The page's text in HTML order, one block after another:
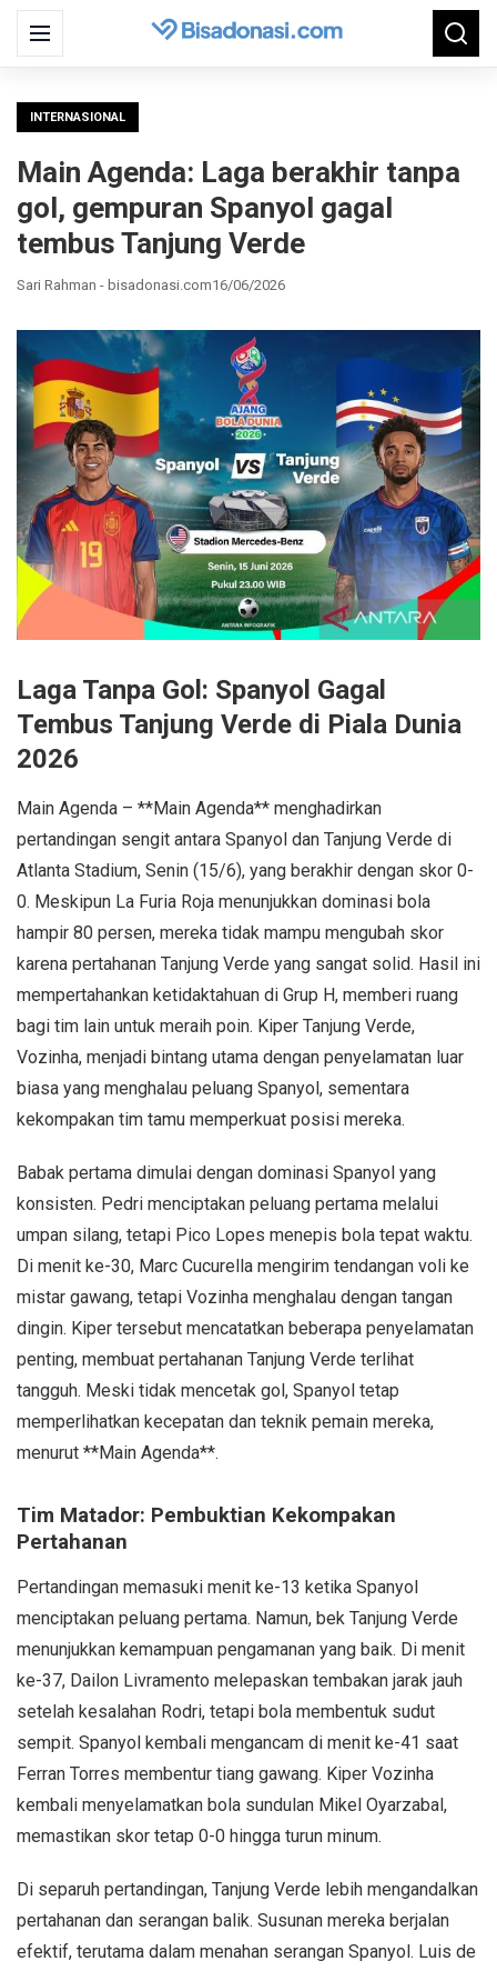
Menu
Search
for:
INTERNASIONAL
Main Agenda: Laga berakhir tanpa
gol, gempuran Spanyol gagal
tembus Tanjung Verde
Sari Rahman - bisadonasi.com16/06/2026
Laga Tanpa Gol: Spanyol Gagal
Tembus Tanjung Verde di Piala Dunia
2026
Main Agenda – **Main Agenda** menghadirkan
pertandingan sengit antara Spanyol dan Tanjung Verde di
Atlanta Stadium, Senin (15/6), yang berakhir dengan skor 0-
0. Meskipun La Furia Roja menunjukkan dominasi bola
hampir 80 persen, mereka tidak mampu mengubah skor
karena pertahanan Tanjung Verde yang sangat solid. Hasil ini
mempertahankan ketidaktahuan di Grup H, memberi ruang
bagi tim lain untuk meraih poin. Kiper Tanjung Verde,
Vozinha, menjadi bintang utama dengan penyelamatan luar
biasa yang menghalau peluang Spanyol, sementara
kekompakan tim tamu memperkuat posisi mereka.
Babak pertama dimulai dengan dominasi Spanyol yang
konsisten. Pedri menciptakan peluang pertama melalui
umpan silang, tetapi Pico Lopes menepis bola tepat waktu.
Di menit ke-30, Marc Cucurella mengirim tendangan voli ke
mistar gawang, tetapi Vozinha menghalau dengan tangan
dingin. Kiper tersebut mencatatkan beberapa penyelamatan
penting, membuat pertahanan Tanjung Verde terlihat
tangguh. Meski tidak mencetak gol, Spanyol tetap
memperlihatkan kecepatan dan teknik pemain mereka,
menurut **Main Agenda**.
Tim Matador: Pembuktian Kekompakan
Pertahanan
Pertandingan memasuki menit ke-13 ketika Spanyol
menciptakan peluang pertama. Namun, bek Tanjung Verde
menunjukkan kemampuan pengamanan yang baik. Di menit
ke-37, Dailon Livramento melepaskan tembakan jarak jauh
setelah kesalahan Rodri, tetapi bola membentuk sudut
sempit. Spanyol kembali mengancam di menit ke-41 saat
Ferran Torres membentur tiang gawang. Kiper Vozinha
kembali menyelamatkan bola sundulan Mikel Oyarzabal,
memastikan skor tetap 0-0 hingga turun minum.
Di separuh pertandingan, Tanjung Verde lebih mengandalkan
pertahanan dan serangan balik. Susunan mereka berjalan
efektif, terutama dalam menahan serangan Spanyol. Luis de